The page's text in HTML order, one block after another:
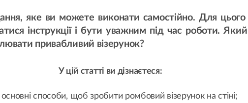
яке ви можете виконати самостійно. Для цього
інструкції і бути уважним під час роботи.
привабливий візерунок?
У цій статті ви дізнаєтеся:
основні способи, щоб зробити ромбовий візерунок на стіні;